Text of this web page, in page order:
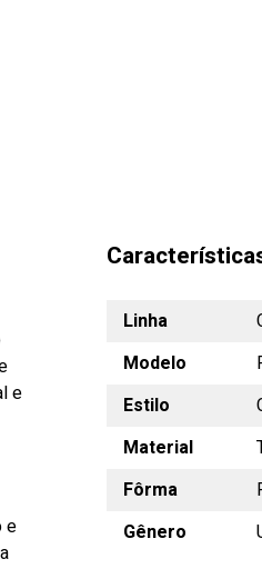
e
e
Linha
Modelo
Estilo
Material
Fôrma
Gênero